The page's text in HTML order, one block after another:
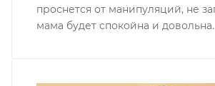
проснется от манипуляций, не
мама будет спокойна и